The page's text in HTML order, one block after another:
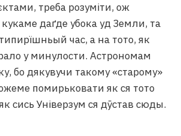
треба розуміти, ож
даґде убока уд Земли, та
час, а на тото, як
у минулости. Астрономам
бо дякувучи такому «старому»
помирьковати як ся тото
сись Універзум ся дӯстав сюды.